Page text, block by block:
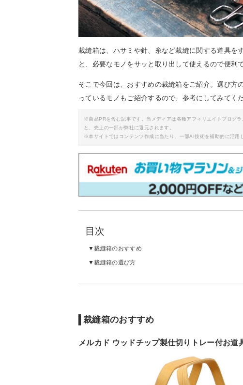
裁縫箱は、ハサミや針、糸など裁縫に関する道具を
と、必要なモノをサッと取り出して使えるので便利で
そこで今回は、おすすめの裁縫箱をご紹介。選び方
っているモノもご紹介するので、参考にしてみてく
※商品PRを含む記事です。当メディアは各種アフィリエイトプログ
と、売上の一部が弊社に還元されます。
※本サイトではコンテンツ作成に当たり、一部AI技術を補助的に活用
目次
裁縫箱のおすすめ
裁縫箱の選び方
裁縫箱のおすすめ
メルカド ウッドチップ製仕切りトレー付お道